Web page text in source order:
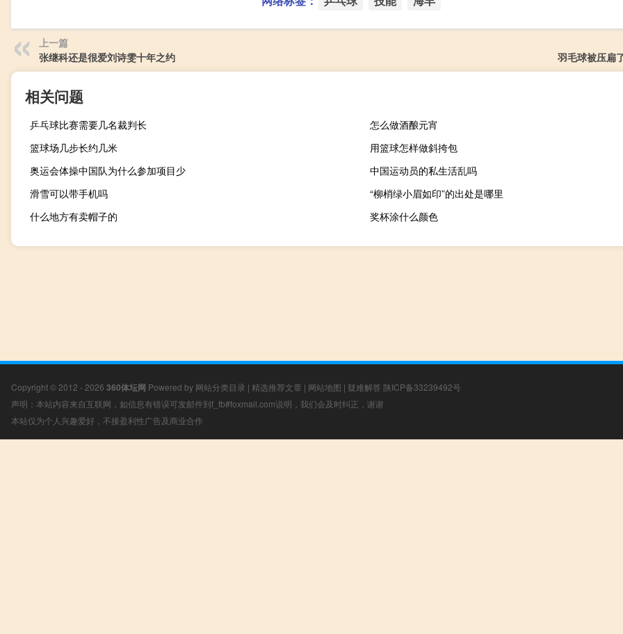
上一篇
张继科还是很爱刘诗雯十年之约
羽毛球被压扁
相关问题
乒乓球比赛需要几名裁判长
怎么做酒酿元宵
篮球场几步长约几米
用篮球怎样做斜挎包
奥运会体操中国队为什么参加项目少
中国运动员的私生活乱吗
滑雪可以带手机吗
“柳梢绿小眉如印”的出处是哪里
什么地方有卖帽子的
奖杯涂什么颜色
Copyright © 2012 - 2026 360体坛网 Powered by 网站分类目录 | 精选推荐文章 | 网站地图 | 疑难解答 陕ICP备33239492号
声明：本站内容来自互联网，如信息有错误可发邮件到f_fb#foxmail.com说明，我们会及时纠正，谢谢
本站仅为个人兴趣爱好，不接盈利性广告及商业合作